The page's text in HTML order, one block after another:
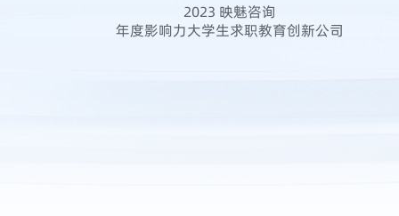
2023 映魅咨询
年度影响力大学生求职教育创新公司